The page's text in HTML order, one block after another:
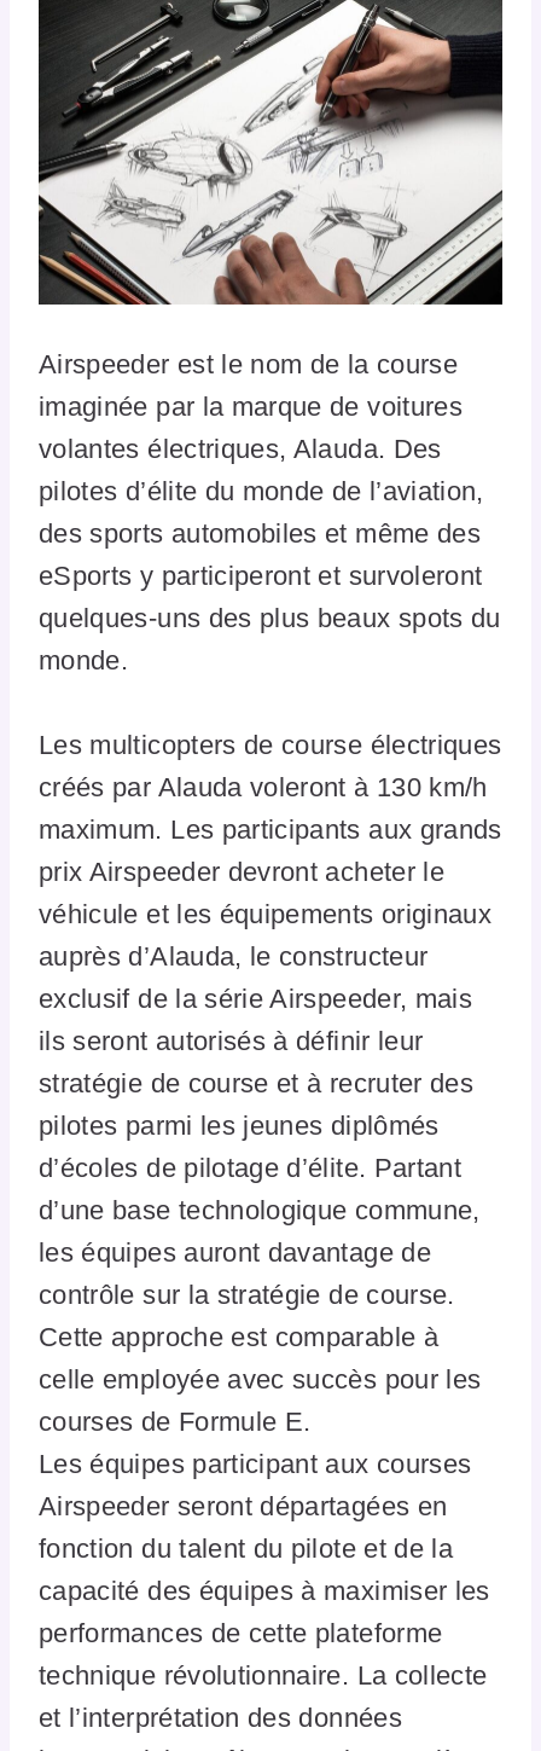
Airspeeder est le nom de la course
imaginée par la marque de voitures
volantes électriques, Alauda. Des
pilotes d’élite du monde de l’aviation,
des sports automobiles et même des
eSports y participeront et survoleront
quelques-uns des plus beaux spots du
monde.
Les multicopters de course électriques
créés par Alauda voleront à 130 km/h
maximum. Les participants aux grands
prix Airspeeder devront acheter le
véhicule et les équipements originaux
auprès d’Alauda, le constructeur
exclusif de la série Airspeeder, mais
ils seront autorisés à définir leur
stratégie de course et à recruter des
pilotes parmi les jeunes diplômés
d’écoles de pilotage d’élite. Partant
d’une base technologique commune,
les équipes auront davantage de
contrôle sur la stratégie de course.
Cette approche est comparable à
celle employée avec succès pour les
courses de Formule E.
Les équipes participant aux courses
Airspeeder seront départagées en
fonction du talent du pilote et de la
capacité des équipes à maximiser les
performances de cette plateforme
technique révolutionnaire. La collecte
et l’interprétation des données